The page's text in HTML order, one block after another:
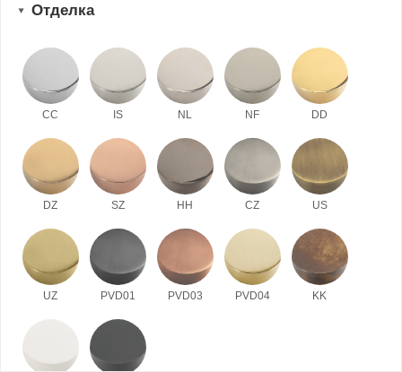
Отделка
CC IS NL NF DD
DZ SZ HH CZ US
UZ PVD01 PVD03 PVD04 KK